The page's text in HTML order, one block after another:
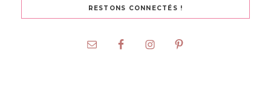
RESTONS CONNECTÉS !